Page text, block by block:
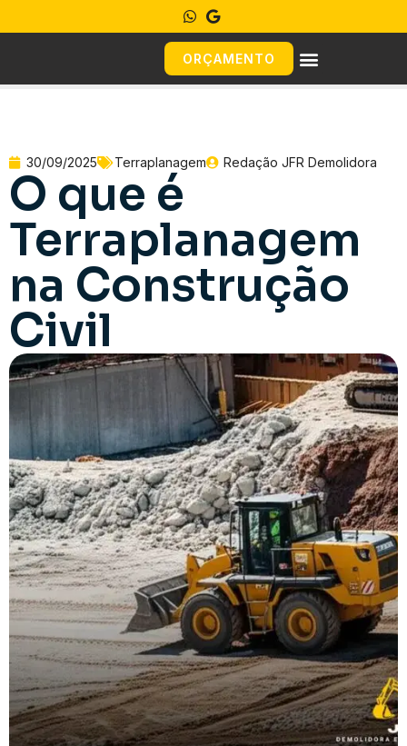
ORÇAMENTO
30/09/2025 Terraplanagem Redação JFR Demolidora
O que é
Terraplanagem
na Construção
Civil